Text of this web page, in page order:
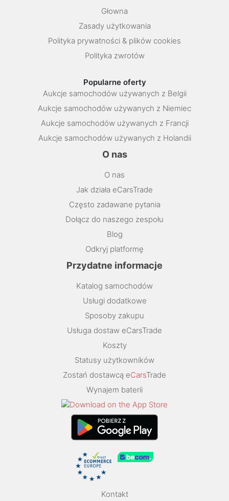
Głowna
Zasady użytkowania
Polityka prywatności & plików cookies
Polityka zwrotów
Popularne oferty
Aukcje samochodów używanych z Belgii
Aukcje samochodów używanych z Niemiec
Aukcje samochodów używanych z Francji
Aukcje samochodów używanych z Holandii
O nas
O nas
Jak działa eCarsTrade
Często zadawane pytania
Dołącz do naszego zespołu
Blog
Odkryj platformę
Przydatne informacje
Katalog samochodów
Usługi dodatkowe
Sposoby zakupu
Usługa dostaw eCarsTrade
Koszty
Statusy użytkowników
Zostań dostawcą eCarsTrade
Wynajem baterii
Kontakt